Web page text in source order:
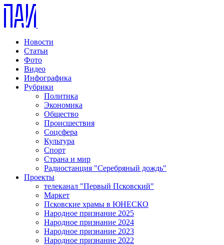
Новости
Статьи
Фото
Видео
Инфографика
Рубрики
Политика
Экономика
Общество
Происшествия
Соцсфера
Культура
Спорт
Страна и мир
Радиостанция "Серебряный дождь"
Проекты
телеканал "Первый Псковский"
Маркет
Псковские храмы в ЮНЕСКО
Народное признание 2025
Народное признание 2024
Народное признание 2023
Народное признание 2022